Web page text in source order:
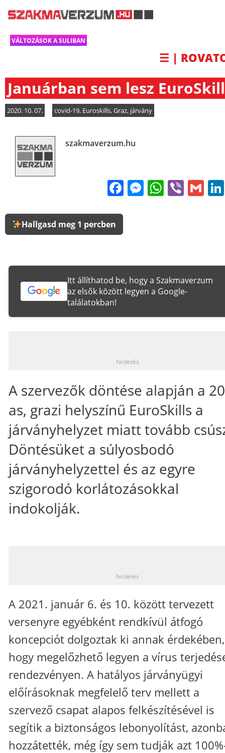
VÁLTOZÁSOK A SULIBAN
☰ |
Januárban sem lesz
2020. 10. 07. covid-19, Euroskills,Graz, járvány
szakmaverzum.hu
FacebookViber
Hallgasd meg 1 percben
Itt állíthatod be, hogy a Szakmaverzum
az elsők között legyen a Google-
találatokban!
hirdetés
A szervezők döntése alapján a
as, grazi helyszínű EuroSkills a
járványhelyzet miatt tovább
Döntésüket a súlyosbodó
járványhelyzettel és az egyre
szigorodó korlátozásokkal
indokolják.
hirdetés
A 2021. január 6. és 10. között tervezett
versenyre egyébként rendkívül átfogó
koncepciót dolgoztak ki annak érdekében,
hogy megelőzhető legyen a vírus
rendezvényen. A hatályos járványügyi
előírásoknak megfelelő terv mellett a
szervező csapat alapos felkészítésével is
segítik a biztonságos lebonyolítást,
hozzátették, még így sem tudják azt